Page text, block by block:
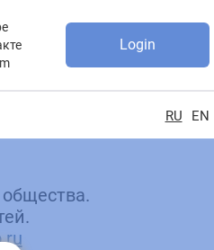
Login
RU EN
общества.